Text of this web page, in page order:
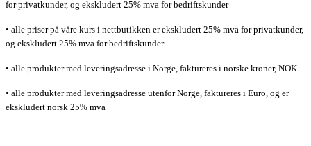
for privatkunder, og ekskludert 25% mva for bedriftskunder
• alle priser på våre kurs i nettbutikken er ekskludert 25% mva for privatkunder,
og ekskludert 25% mva for bedriftskunder
• alle produkter med leveringsadresse i Norge, faktureres i norske kroner, NOK
• alle produkter med leveringsadresse utenfor Norge, faktureres i Euro, og er
ekskludert norsk 25% mva